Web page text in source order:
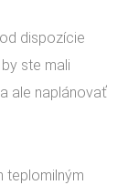
dispozície
ste mali
ale naplánovať
teplomilným